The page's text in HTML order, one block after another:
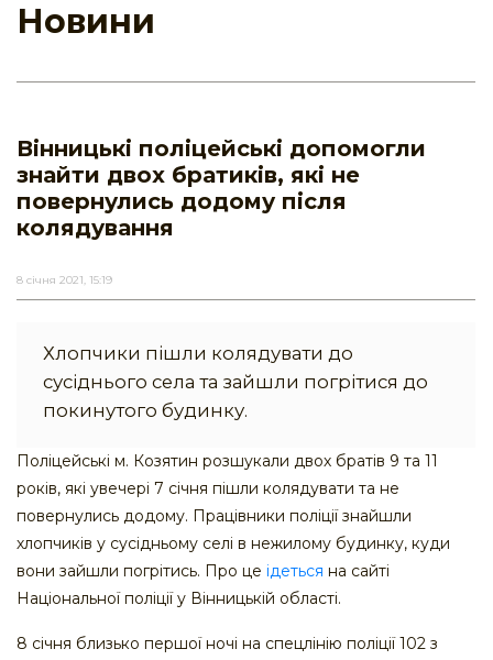
Новини
Вінницькі поліцейські допомогли
знайти двох братиків, які не
повернулись додому після
колядування
8 січня 2021, 15:19
Хлопчики пішли колядувати до
сусіднього села та зайшли погрітися до
покинутого будинку.
Поліцейські м. Козятин розшукали двох братів 9 та 11
років, які увечері 7 січня пішли колядувати та не
повернулись додому. Працівники поліції знайшли
хлопчиків у сусідньому селі в нежилому будинку, куди
вони зайшли погрітись. Про це ідеться на сайті
Національної поліції у Вінницькій області.
8 січня близько першої ночі на спецлінію поліції 102 з